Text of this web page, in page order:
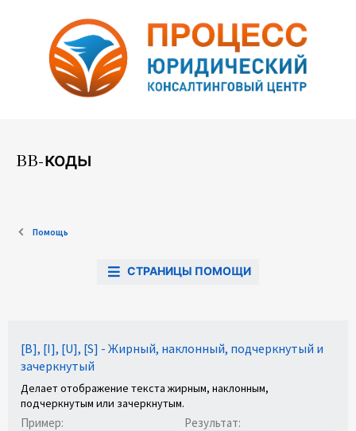
BB-коды
Помощь
СТРАНИЦЫ ПОМОЩИ
[B], [I], [U], [S] - Жирный, наклонный, подчеркнутый и
зачеркнутый
Делает отображение текста жирным, наклонным,
подчеркнутым или зачеркнутым.
Пример: Результат: